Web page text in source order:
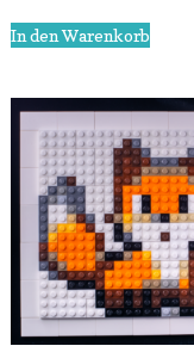
In den Warenkorb